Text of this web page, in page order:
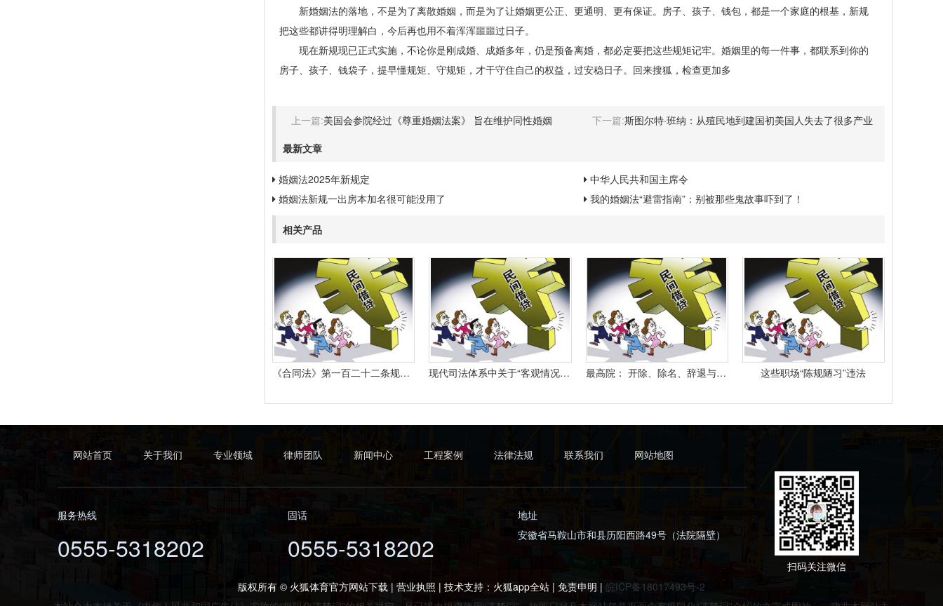
新婚姻法的落地，不是为了离散婚姻，而是为了让婚姻更公正、更通明、更有保证。房子、孩子、钱包，都是一个家庭的根基，新规
把这些都讲得明理解白，今后再也用不着浑浑噩噩过日子。
现在新规现已正式实施，不论你是刚成婚、成婚多年，仍是预备离婚，都必定要把这些规矩记牢。婚姻里的每一件事，都联系到你的
房子、孩子、钱袋子，提早懂规矩、守规矩，才干守住自己的权益，过安稳日子。回来搜狐，检查更加多
上一篇:美国会参院经过《尊重婚姻法案》 旨在维护同性婚姻 下一篇:斯图尔特·班纳：从殖民地到建国初美国人失去了很多产业
最新文章
婚姻法2025年新规定
中华人民共和国主席令
婚姻法新规一出房本加名很可能没用了
我的婚姻法“避雷指南”：别被那些鬼故事吓到了！
相关产品
《合同法》第一百二十二条规定：“因当事人一方的违约行为侵害对方人身、财产权益的受损害方有权选择依照本法要求其承担违约责任或者依照其他法律要求其承担侵权责任。 现代司法体系中关于“客观情况出现重大变化”的法律规定有哪些 最高院： 开除、除名、辞退与解除劳动合同之间有什么区别？ 这些职场“陈规陋习”违法
网站首页 关于我们 专业领域 律师团队 新闻中心 工程案例 法律法规 联系我们 网站地图
服务热线
0555-5318202
固话
0555-5318202
地址
安徽省马鞍山市和县历阳西路49号（法院隔壁）
扫码关注微信
版权所有 © 火狐体育官方网站下载 | 营业执照 | 技术支持： 火狐app全站 | 免责申明 | 皖ICP备18017493号-2